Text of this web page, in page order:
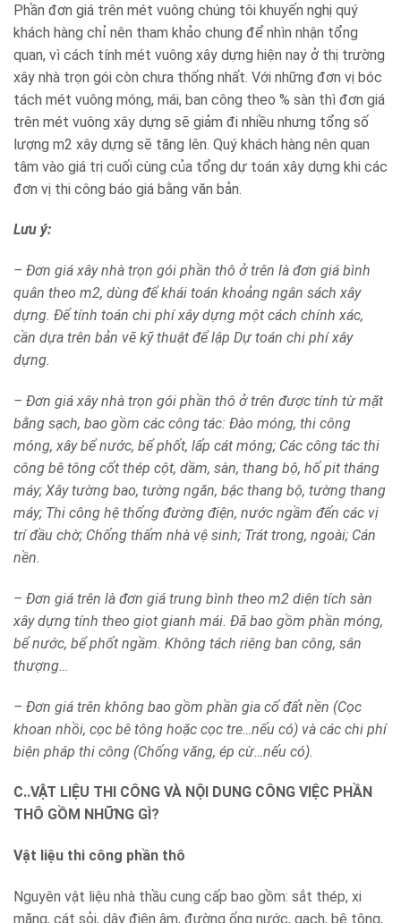
Phần đơn giá trên mét vuông chúng tôi khuyến nghị quý
khách hàng chỉ nên tham khảo chung để nhìn nhận tổng
quan, vì cách tính mét vuông xây dựng hiện nay ở thị trường
xây nhà trọn gói còn chưa thống nhất. Với những đơn vị bóc
tách mét vuông móng, mái, ban công theo % sàn thì đơn giá
trên mét vuông xây dựng sẽ giảm đi nhiều nhưng tổng số
lượng m2 xây dựng sẽ tăng lên. Quý khách hàng nên quan
tâm vào giá trị cuối cùng của tổng dự toán xây dựng khi các
đơn vị thi công báo giá bằng văn bản.
Lưu ý:
– Đơn giá xây nhà trọn gói phần thô ở trên là đơn giá bình
quân theo m2, dùng để khái toán khoảng ngân sách xây
dựng. Để tính toán chi phí xây dựng một cách chính xác,
cần dựa trên bản vẽ kỹ thuật để lập Dự toán chi phí xây
dựng.
– Đơn giá xây nhà trọn gói phần thô ở trên được tính từ mặt
bằng sạch, bao gồm các công tác: Đào móng, thi công
móng, xây bể nước, bể phốt, lấp cát móng; Các công tác thi
công bê tông cốt thép cột, dầm, sàn, thang bộ, hố pit tháng
máy; Xây tường bao, tường ngăn, bậc thang bộ, tường thang
máy; Thi công hệ thống đường điện, nước ngầm đến các vị
trí đầu chờ; Chống thấm nhà vệ sinh; Trát trong, ngoài; Cán
nền.
– Đơn giá trên là đơn giá trung bình theo m2 diện tích sàn
xây dựng tính theo giọt gianh mái. Đã bao gồm phần móng,
bể nước, bể phốt ngầm. Không tách riêng ban công, sân
thượng…
– Đơn giá trên không bao gồm phần gia cố đất nền (Cọc
khoan nhồi, cọc bê tông hoặc cọc tre…nếu có) và các chi phí
biện pháp thi công (Chống văng, ép cừ…nếu có).
C..VẬT LIỆU THI CÔNG VÀ NỘI DUNG CÔNG VIỆC PHẦN
THÔ GỒM NHỮNG GÌ?
Vật liệu thi công phần thô
Nguyên vật liệu nhà thầu cung cấp bao gồm: sắt thép, xi
măng, cát sỏi, dây điện âm, đường ống nước, gạch, bê tông,